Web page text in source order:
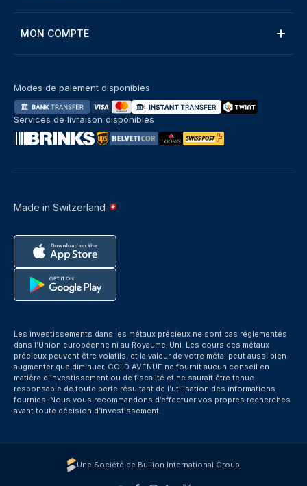
MON COMPTE
Made in Switzerland
Modes de paiement disponibles
Services de livraison disponibles
Les investissements dans les métaux précieux ne sont pas réglementés
dans l’Union européenne ni au Royaume-Uni. Les cours des métaux
précieux peuvent être volatils, et la valeur de votre métal peut aussi bien
augmenter que diminuer. GOLD AVENUE ne fournit aucun conseil en
matière d’investissement ou de fiscalité et ne saurait être tenue
responsable de toute perte résultant de l’utilisation des informations
fournies. Nous vous recommandons d’effectuer vos propres recherches
avant toute décision d’investissement.
Une Société de Bullion International Group